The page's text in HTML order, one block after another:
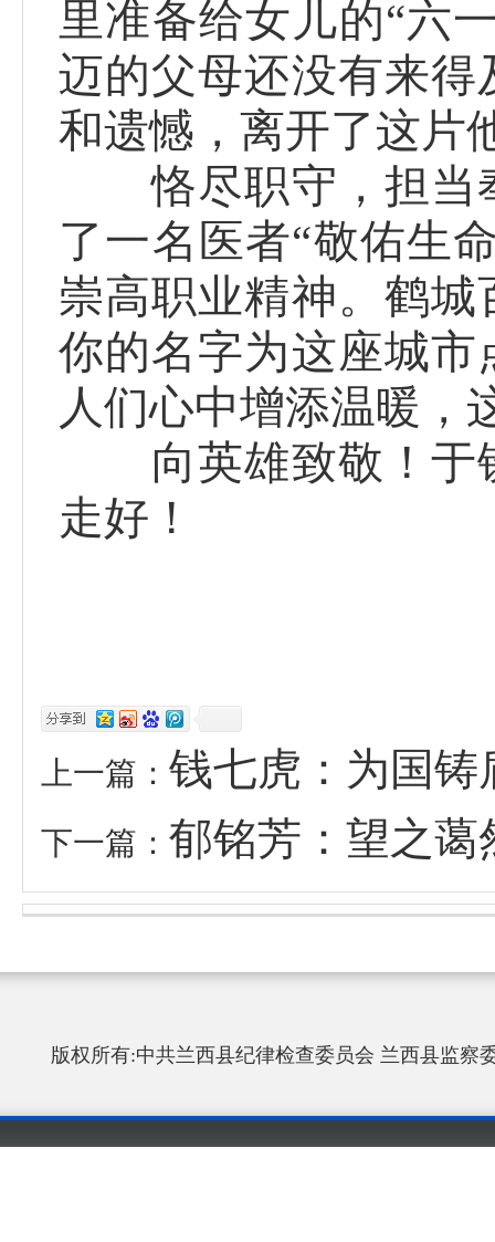
里准备给女儿的“六
迈的父母还没有来
和遗憾，离开了这片
恪尽职守，担当
了一名医者“敬佑生
崇高职业精神。鹤
你的名字为这座城
人们心中增添温暖，
向英雄致敬！于
走好！
上一篇： 钱七虎：为国铸
下一篇： 郁铭芳：望之蔼
版权所有:中共兰西县纪律检查委员会 兰西县监察